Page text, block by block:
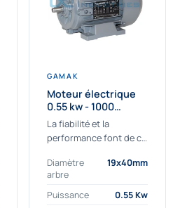
GAMAK
Moteur électrique
0.55 kw - 1000
Tr/min - 230/400V -
IE2
La fiabilité et la
performance font de ce
0.55kw un
indispensable de votre
production. Ce moteur
Diamètre
arbre
19x40mm
Puissance
0.55 Kw